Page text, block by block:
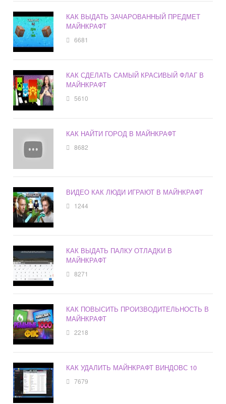
КАК ВЫДАТЬ ЗАЧАРОВАННЫЙ ПРЕДМЕТ
МАЙНКРАФТ
6681
КАК СДЕЛАТЬ САМЫЙ КРАСИВЫЙ ФЛАГ В
МАЙНКРАФТ
5610
КАК НАЙТИ ГОРОД В МАЙНКРАФТ
8682
ВИДЕО КАК ЛЮДИ ИГРАЮТ В МАЙНКРАФТ
1244
КАК ВЫДАТЬ ПАЛКУ ОТЛАДКИ В
МАЙНКРАФТ
8271
КАК ПОВЫСИТЬ ПРОИЗВОДИТЕЛЬНОСТЬ В
МАЙНКРАФТ
2218
КАК УДАЛИТЬ МАЙНКРАФТ ВИНДОВС 10
7679